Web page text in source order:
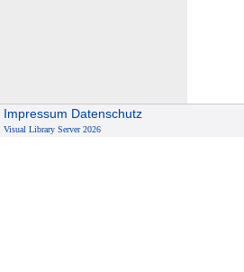
Impressum Datenschutz
Visual Library Server 2026